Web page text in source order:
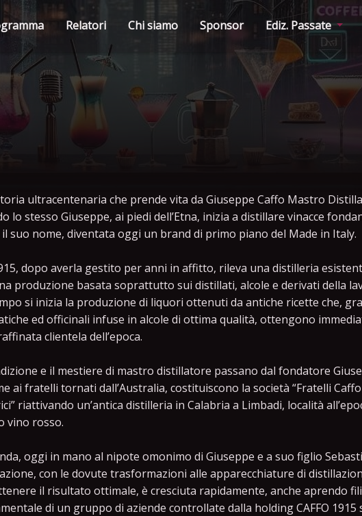
Relatori Chi siamo Sponsor Ediz. Passate
ultracentenaria che prende vita da Giuseppe Caffo Mastro
lo stesso Giuseppe, ai piedi dell’Etna, inizia a distillare vinacce
suo nome, diventata oggi un brand di primo piano del Made in Italy.
dopo averla gestito per anni in affitto, rileva una distilleria
produzione basata soprattutto sui distillati, alcole e derivati della
si inizia la produzione di liquori ottenuti da antiche ricette che,
ed officinali infuse in alcole di ottima qualità, ottengono
clientela dell’epoca.
e il mestiere di mastro distillatore passano dal fondatore
ai fratelli tornati dall’Australia, costituiscono la società “Fratelli
riattivando un’antica distilleria in Calabria a Limbadi, località
vino rosso.
oggi in mano al nipote omonimo di Giuseppe e a suo figlio
con le dovute trasformazioni alle apparecchiature di
il risultato ottimale, è cresciuta rapidamente, anche aprendo
di un gruppo di aziende controllate dalla holding CAFFO 1915